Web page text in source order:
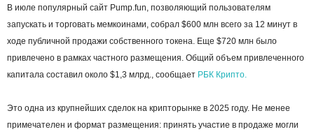
В июле популярный сайт Pump.fun, позволяющий пользователям
запускать и торговать мемкоинами, собрал $600 млн всего за 12 минут в
ходе публичной продажи собственного токена. Еще $720 млн было
привлечено в рамках частного размещения. Общий объем привлеченного
капитала составил около $1,3 млрд., сообщает РБК Крипто.
Это одна из крупнейших сделок на крипторынке в 2025 году. Не менее
примечателен и формат размещения: принять участие в продаже могли